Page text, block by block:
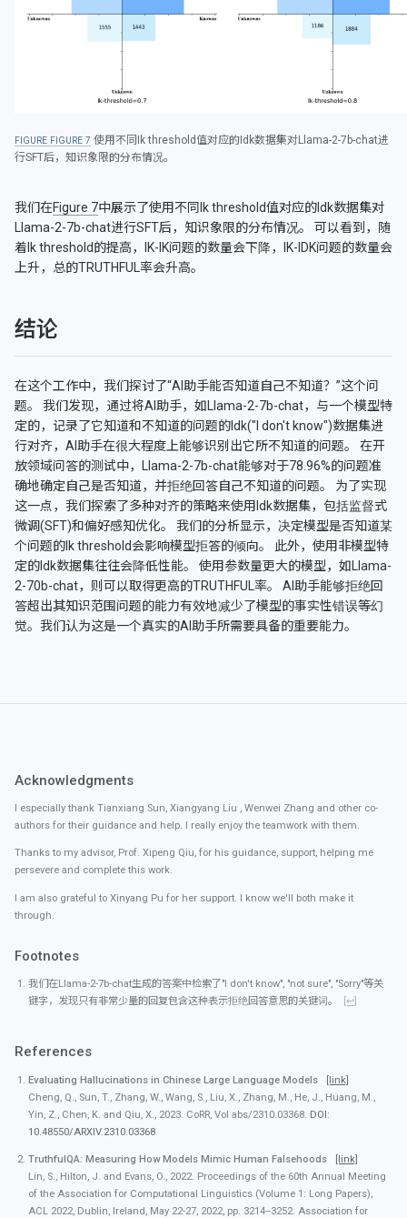
FIGURE 7 使用不同Ik threshold值对应的Idk数据集对Llama-2-7b-chat进
行SFT后，知识象限的分布情况。
我们在Figure 7中展示了使用不同Ik threshold值对应的Idk数据集对
Llama-2-7b-chat进行SFT后，知识象限的分布情况。 可以看到，随
着Ik threshold的提高，IK-IK问题的数量会下降，IK-IDK问题的数量会
上升，总的TRUTHFUL率会升高。
结论
在这个工作中，我们探讨了“AI助手能否知道自己不知道？”这个问
题。 我们发现，通过将AI助手，如Llama-2-7b-chat，与一个模型特
定的，记录了它知道和不知道的问题的Idk("I don't know")数据集进
行对齐，AI助手在很大程度上能够识别出它所不知道的问题。 在开
放领域问答的测试中，Llama-2-7b-chat能够对于78.96%的问题准
确地确定自己是否知道，并拒绝回答自己不知道的问题。 为了实现
这一点，我们探索了多种对齐的策略来使用Idk数据集，包括监督式
微调(SFT)和偏好感知优化。 我们的分析显示，决定模型是否知道某
个问题的Ik threshold会影响模型拒答的倾向。 此外，使用非模型特
定的Idk数据集往往会降低性能。 使用参数量更大的模型，如Llama-
2-70b-chat，则可以取得更高的TRUTHFUL率。 AI助手能够拒绝回
答超出其知识范围问题的能力有效地减少了模型的事实性错误等幻
觉。我们认为这是一个真实的AI助手所需要具备的重要能力。
Acknowledgments
I especially thank Tianxiang Sun, Xiangyang Liu , Wenwei Zhang and other co-
authors for their guidance and help. I really enjoy the teamwork with them.
Thanks to my advisor, Prof. Xipeng Qiu, for his guidance, support, helping me
persevere and complete this work.
I am also grateful to Xinyang Pu for her support. I know we'll both make it
through.
Footnotes
我们在Llama-2-7b-chat生成的答案中检索了"I don't know", "not sure", "Sorry"等关
键字，发现只有非常少量的回复包含这种表示拒绝回答意思的关键词。
[↩]
References
Evaluating Hallucinations in Chinese Large Language Models
[link]
Cheng, Q., Sun, T., Zhang, W., Wang, S., Liu, X., Zhang, M., He, J., Huang, M.,
Yin, Z., Chen, K. and Qiu, X., 2023. CoRR, Vol abs/2310.03368. DOI:
10.48550/ARXIV.2310.03368
TruthfulQA: Measuring How Models Mimic Human Falsehoods
[link]
Lin, S., Hilton, J. and Evans, O., 2022. Proceedings of the 60th Annual Meeting
of the Association for Computational Linguistics (Volume 1: Long Papers),
ACL 2022, Dublin, Ireland, May 22-27, 2022, pp. 3214--3252. Association for